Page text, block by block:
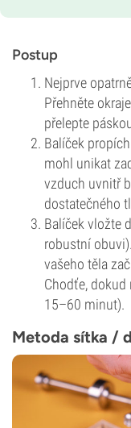
Postup
Nejprve
Přehněte
přelepte
Balíček
mohl unikat
vzduch uvnitř
dostatečného
Balíček vložte
robustní
vašeho těla
Chodťe,
15–60 minut).
Metoda sítka /